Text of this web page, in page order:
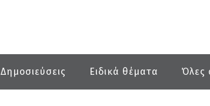
Δημοσιεύσεις Ειδικά θέματα Όλες